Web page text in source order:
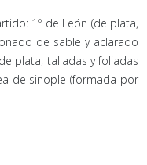
1º de León (de plata,
de sable y aclarado
plata, talladas y foliadas
de sinople (formada por